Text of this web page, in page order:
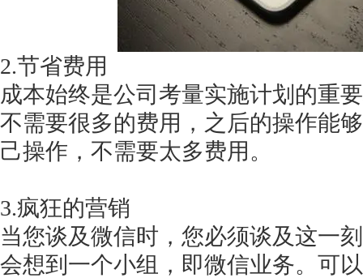
2.节省费用
成本始终是公司考量实施计划的重
不需要很多的费用，之后的操作能
己操作，不需要太多费用。
3.疯狂的营销
当您谈及微信时，您必须谈及这一
会想到一个小组，即微信业务。可